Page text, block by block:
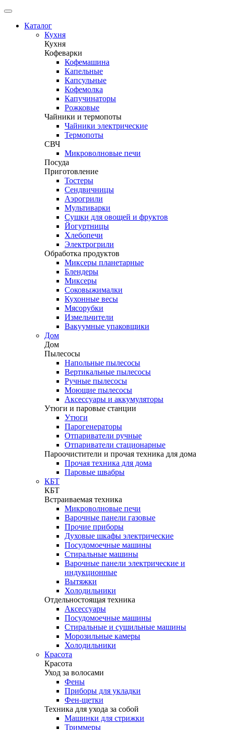
Каталог
Кухня
Кухня
Кофеварки
Кофемашина
Капельные
Капсульные
Кофемолка
Капучинаторы
Рожковые
Чайники и термопоты
Чайники электрические
Термопоты
СВЧ
Микроволновые печи
Посуда
Приготовление
Тостеры
Сендвичницы
Аэрогрили
Мультиварки
Сушки для овощей и фруктов
Йогуртницы
Хлебопечи
Электрогрили
Обработка продуктов
Миксеры планетарные
Блендеры
Миксеры
Соковыжималки
Кухонные весы
Мясорубки
Измельчители
Вакуумные упаковщики
Дом
Дом
Пылесосы
Напольные пылесосы
Вертикальные пылесосы
Ручные пылесосы
Моющие пылесосы
Аксессуары и аккумуляторы
Утюги и паровые станции
Утюги
Парогенераторы
Отпариватели ручные
Отпариватели стационарные
Пароочистители и прочая техника для дома
Прочая техника для дома
Паровые швабры
КБТ
КБТ
Встраиваемая техника
Микроволновые печи
Варочные панели газовые
Прочие приборы
Духовые шкафы электрические
Посудомоечные машины
Стиральные машины
Варочные панели электрические и
индукционные
Вытяжки
Холодильники
Отдельностоящая техника
Аксессуары
Посудомоечные машины
Стиральные и сушильные машины
Морозильные камеры
Холодильники
Красота
Красота
Уход за волосами
Фены
Приборы для укладки
Фен-щетки
Техника для ухода за собой
Машинки для стрижки
Триммеры